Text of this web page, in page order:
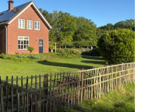
Contact
Verkoop starten